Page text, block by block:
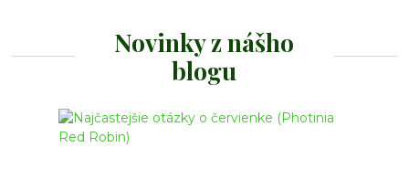
Novinky z nášho
blogu